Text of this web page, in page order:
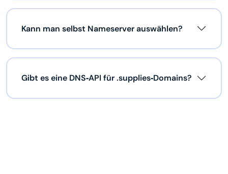
Kann man selbst Nameserver auswählen?
Gibt es eine DNS‑API für .supplies‑Domains?